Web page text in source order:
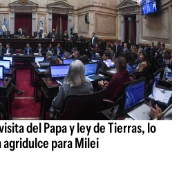
del Papa y ley de Tierras, lo
agridulce para Milei